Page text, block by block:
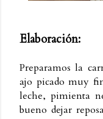
Elaboración:
Preparamos la
ajo picado muy
leche, pimienta
bueno dejar